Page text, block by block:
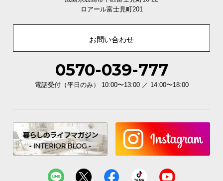
ロアール富士見町201
お問い合わせ
0570-039-777
電話受付（平日のみ） 10:00〜13:00 ／ 14:00〜18:00